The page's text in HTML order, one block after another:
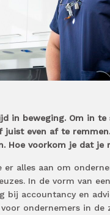
in beweging. Om in
juist even af te
Hoe voorkom je dat
er alles aan om
In de vorm van een
bij accountancy en
ondernemers in